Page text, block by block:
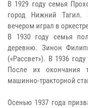
В 1929 году семья
город Нижний Тагил.
вечером играл в
В 1930 году семья
деревню. Зинон
(«Рассвет»). В 1936
После их окончания
машинно-тракторной
Осенью 1937 года